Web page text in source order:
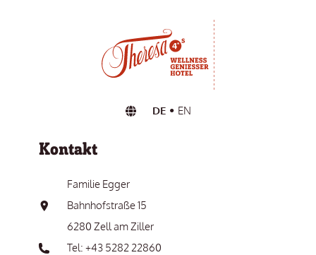
DE EN
Kontakt
Familie Egger
Bahnhofstraße 15
6280 Zell am Ziller
Tel: +43 5282 22860